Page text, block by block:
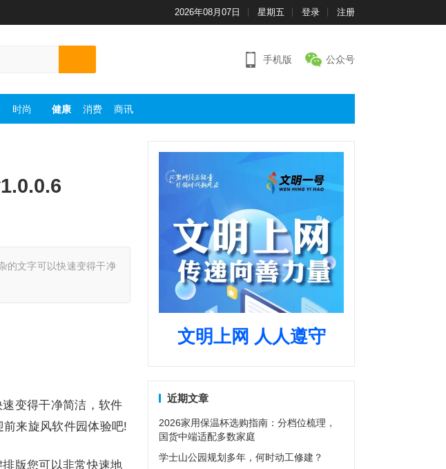
2026年08月07日 星期五 登录 注册
手机版 公众号
时尚 健康 消费 商讯
的文字可以快速变得干净
变得干净简洁，软件
来旋风软件园体验吧!
版您可以非常快速地
文明上网 人人遵守
近期文章
2026家用保温杯选购指南：分档位梳理，
国货中端适配多数家庭
学士山公园规划多年，何时动工修建？